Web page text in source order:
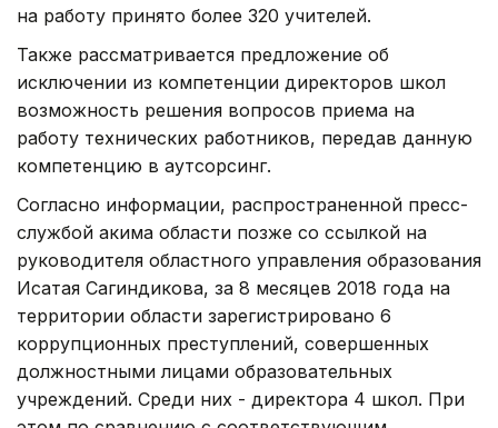
на работу принято более 320 учителей.
Также рассматривается предложение об
исключении из компетенции директоров школ
возможность решения вопросов приема на
работу технических работников, передав данную
компетенцию в аутсорсинг.
Согласно информации, распространенной пресс-
службой акима области позже со ссылкой на
руководителя областного управления образования
Исатая Сагиндикова, за 8 месяцев 2018 года на
территории области зарегистрировано 6
коррупционных преступлений, совершенных
должностными лицами образовательных
учреждений. Среди них - директора 4 школ. При